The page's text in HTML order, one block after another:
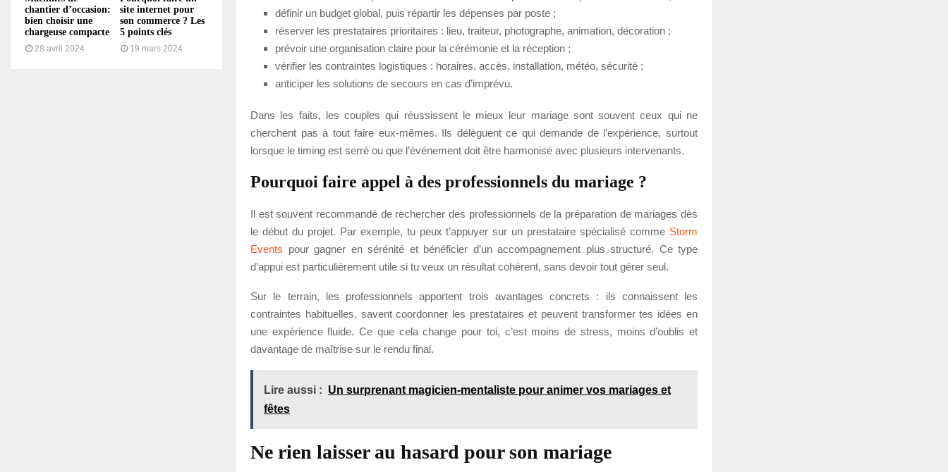
définir un budget global, puis répartir les dépenses par poste ;
réserver les prestataires prioritaires : lieu, traiteur, photographe, animation, décoration ;
prévoir une organisation claire pour la cérémonie et la réception ;
vérifier les contraintes logistiques : horaires, accès, installation, météo, sécurité ;
anticiper les solutions de secours en cas d’imprévu.
Dans les faits, les couples qui réussissent le mieux leur mariage sont souvent ceux qui ne
cherchent pas à tout faire eux-mêmes. Ils délèguent ce qui demande de l’expérience, surtout
lorsque le timing est serré ou que l’événement doit être harmonisé avec plusieurs intervenants.
Pourquoi faire appel à des professionnels du mariage ?
Il est souvent recommandé de rechercher des professionnels de la préparation de mariages dès
le début du projet. Par exemple, tu peux t’appuyer sur un prestataire spécialisé comme Storm
Events pour gagner en sérénité et bénéficier d’un accompagnement plus structuré. Ce type
d’appui est particulièrement utile si tu veux un résultat cohérent, sans devoir tout gérer seul.
Sur le terrain, les professionnels apportent trois avantages concrets : ils connaissent les
contraintes habituelles, savent coordonner les prestataires et peuvent transformer tes idées en
une expérience fluide. Ce que cela change pour toi, c’est moins de stress, moins d’oublis et
davantage de maîtrise sur le rendu final.
Lire aussi : Un surprenant magicien-mentaliste pour animer vos mariages et
fêtes
Ne rien laisser au hasard pour son mariage
chantier d’occasion:
bien choisir une
chargeuse compacte
28 avril 2024
site internet pour
son commerce ? Les
5 points clés
19 mars 2024